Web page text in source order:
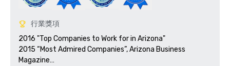
行業獎項
2016 "Top Companies to Work for in Arizona"
2015 “Most Admired Companies”, Arizona Business
Magazine